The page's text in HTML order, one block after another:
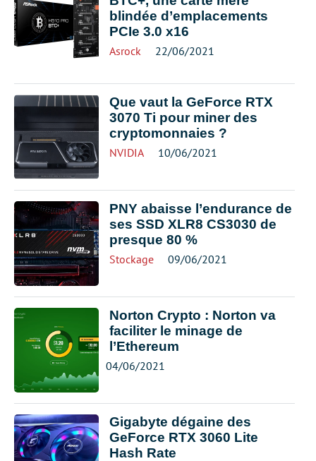
blindée d’emplacements
PCIe 3.0 x16
Asrock 22/06/2021
Que vaut la GeForce RTX
3070 Ti pour miner des
cryptomonnaies ?
NVIDIA 10/06/2021
PNY abaisse l’endurance de
ses SSD XLR8 CS3030 de
presque 80 %
Stockage 09/06/2021
Norton Crypto : Norton va
faciliter le minage de
l’Ethereum
04/06/2021
Gigabyte dégaine des
GeForce RTX 3060 Lite
Hash Rate